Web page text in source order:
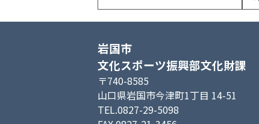
岩国市
文化スポーツ振興部文化財課
〒740-8585
山口県岩国市今津町1丁目 14-51
TEL.0827-29-5098